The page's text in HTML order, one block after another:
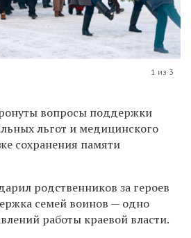
1 из 3
вопросы поддержки
льгот и медицинского
сохранения памяти
родственников за героев
семей воинов — одно
работы краевой власти.